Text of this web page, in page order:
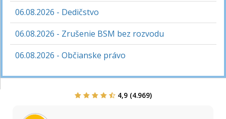
06.08.2026 - Dedičstvo
06.08.2026 - Zrušenie BSM bez rozvodu
06.08.2026 - Občianske právo
4,9 (4.969)